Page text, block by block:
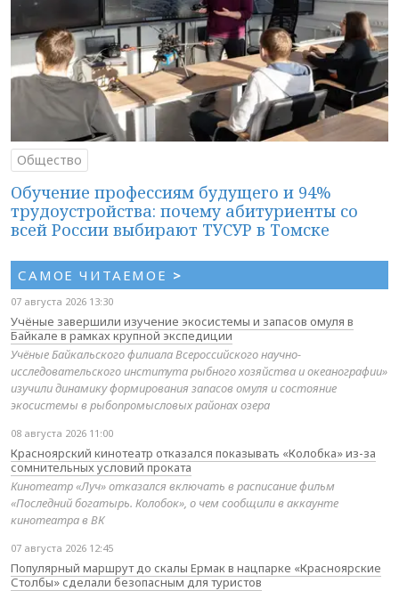
Общество
Обучение профессиям будущего и 94%
трудоустройства: почему абитуриенты со
всей России выбирают ТУСУР в Томске
САМОЕ ЧИТАЕМОЕ >
07 августа 2026 13:30
Учёные завершили изучение экосистемы и запасов омуля в
Байкале в рамках крупной экспедиции
Учёные Байкальского филиала Всероссийского научно-
исследовательского института рыбного хозяйства и океанографии»
изучили динамику формирования запасов омуля и состояние
экосистемы в рыбопромысловых районах озера
08 августа 2026 11:00
Красноярский кинотеатр отказался показывать «Колобка» из-за
сомнительных условий проката
Кинотеатр «Луч» отказался включать в расписание фильм
«Последний богатырь. Колобок», о чем сообщили в аккаунте
кинотеатра в ВК
07 августа 2026 12:45
Популярный маршрут до скалы Ермак в нацпарке «Красноярские
Столбы» сделали безопасным для туристов